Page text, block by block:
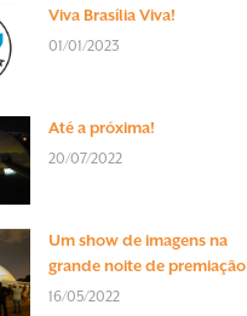
Viva Brasília Viva!
01/01/2023
Até a próxima!
20/07/2022
Um show de imagens na
grande noite de premiação
16/05/2022